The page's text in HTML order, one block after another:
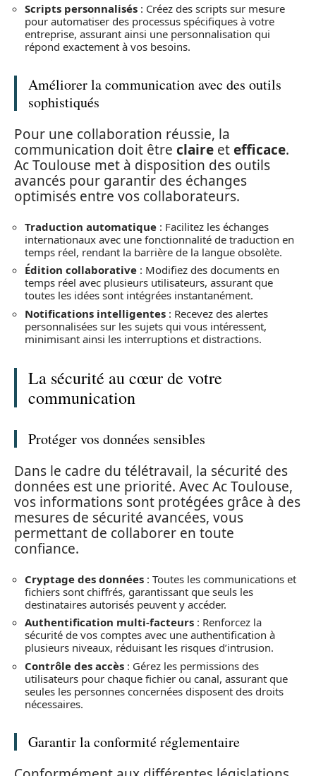
Scripts personnalisés : Créez des scripts sur mesure
pour automatiser des processus spécifiques à votre
entreprise, assurant ainsi une personnalisation qui
répond exactement à vos besoins.
Améliorer la communication avec des outils
sophistiqués
Pour une collaboration réussie, la
communication doit être claire etefficace.
Ac Toulouse met à disposition des outils
avancés pour garantir des échanges
optimisés entre vos collaborateurs.
Traduction automatique : Facilitez les échanges
internationaux avec une fonctionnalité de traduction en
temps réel, rendant la barrière de la langue obsolète.
Édition collaborative : Modifiez des documents en
temps réel avec plusieurs utilisateurs, assurant que
toutes les idées sont intégrées instantanément.
Notifications intelligentes : Recevez des alertes
personnalisées sur les sujets qui vous intéressent,
minimisant ainsi les interruptions et distractions.
La sécurité au cœur de votre
communication
Protéger vos données sensibles
Dans le cadre du télétravail, la sécurité des
données est une priorité. Avec Ac Toulouse,
vos informations sont protégées grâce à des
mesures de sécurité avancées, vous
permettant de collaborer en toute
confiance.
Cryptage des données : Toutes les communications et
fichiers sont chiffrés, garantissant que seuls les
destinataires autorisés peuvent y accéder.
Authentification multi-facteurs : Renforcez la
sécurité de vos comptes avec une authentification à
plusieurs niveaux, réduisant les risques d’intrusion.
Contrôle des accès : Gérez les permissions des
utilisateurs pour chaque fichier ou canal, assurant que
seules les personnes concernées disposent des droits
nécessaires.
Garantir la conformité réglementaire